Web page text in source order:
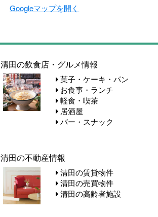
Googleマップを開く
清田の飲食店・グルメ情報
菓子・ケーキ・パン
お食事・ランチ
軽食・喫茶
居酒屋
バー・スナック
清田の不動産情報
清田の賃貸物件
清田の売買物件
清田の高齢者施設